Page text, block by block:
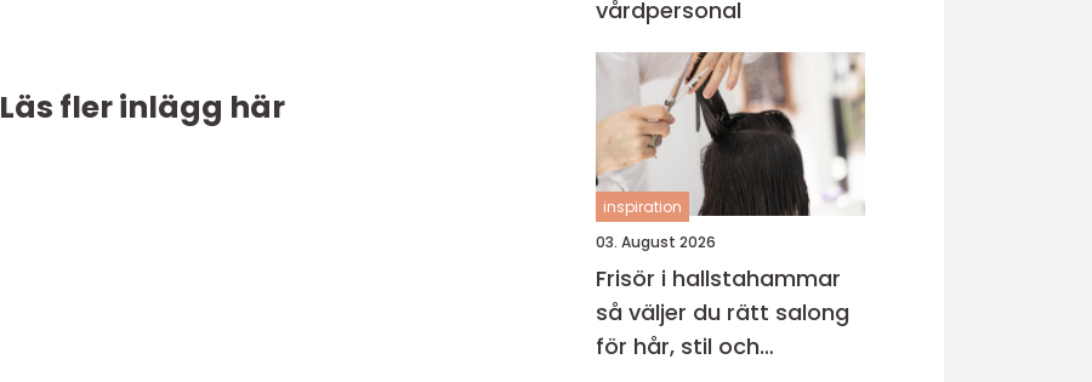
Läs fler inlägg här
vårdpersonal
inspiration
03. August 2026
Frisör i hallstahammar
så väljer du rätt salong
för hår, stil och